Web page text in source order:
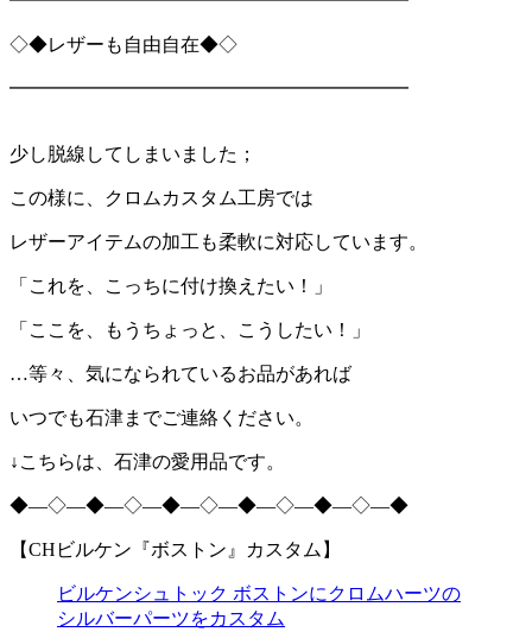
◇◆レザーも自由自在◆◇
━━━━━━━━━━━━━━━━━━━━━
少し脱線してしまいました；
この様に、クロムカスタム工房では
レザーアイテムの加工も柔軟に対応しています。
「これを、こっちに付け換えたい！」
「ここを、もうちょっと、こうしたい！」
…等々、気になられているお品があれば
いつでも石津までご連絡ください。
↓こちらは、石津の愛用品です。
◆―◇―◆―◇―◆―◇―◆―◇―◆―◇―◆
【CHビルケン『ボストン』カスタム】
ビルケンシュトック ボストンにクロムハーツの
シルバーパーツをカスタム